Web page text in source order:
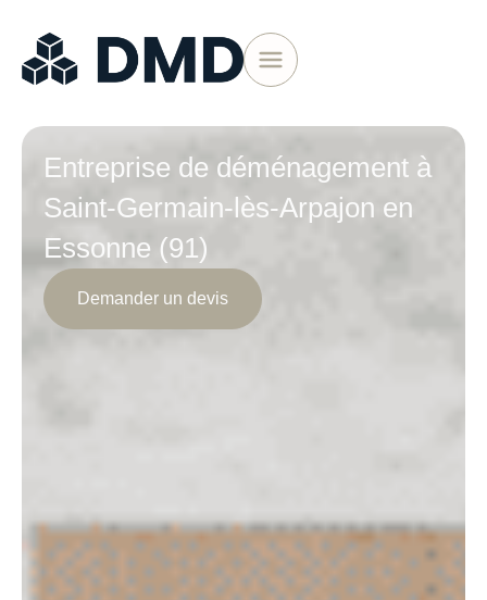
Entreprise de déménagement à
Saint-Germain-lès-Arpajon en
Essonne (91)
Demander un devis